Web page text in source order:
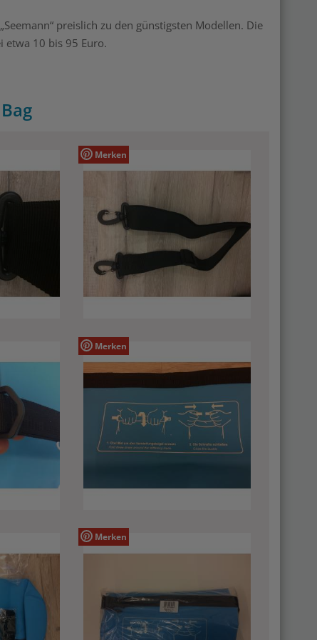
preislich zu den günstigsten Modellen. Die
etwa 10 bis 95 Euro.
Merken
Merken
Merken